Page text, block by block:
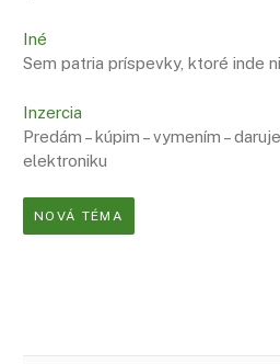
Iné
Sem patria príspevky, ktoré inde
Inzercia
Predám – kúpim – vymením –
elektroniku
NOVÁ TÉMA